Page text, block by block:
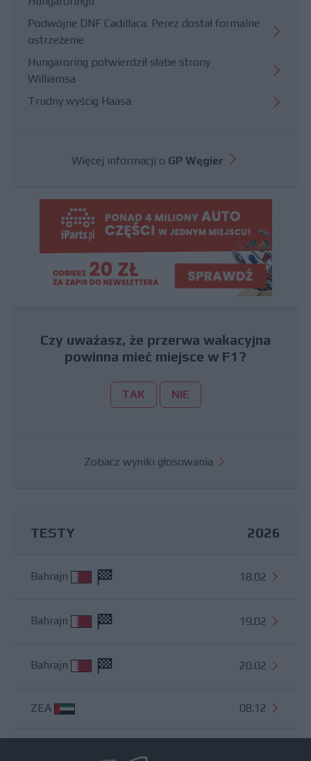
Podwójne DNF Cadillaca. Perez dostał formalne
ostrzeżenie
Hungaroring potwierdził słabe strony
Williamsa
Trudny wyścig Haasa
Więcej informacji o GP Węgier
Czy uważasz, że przerwa wakacyjna
powinna mieć miejsce w F1?
TAK NIE
Zobacz wyniki głosowania
TESTY 2026
Bahrajn 18.02
Bahrajn 19.02
Bahrajn 20.02
ZEA 08.12